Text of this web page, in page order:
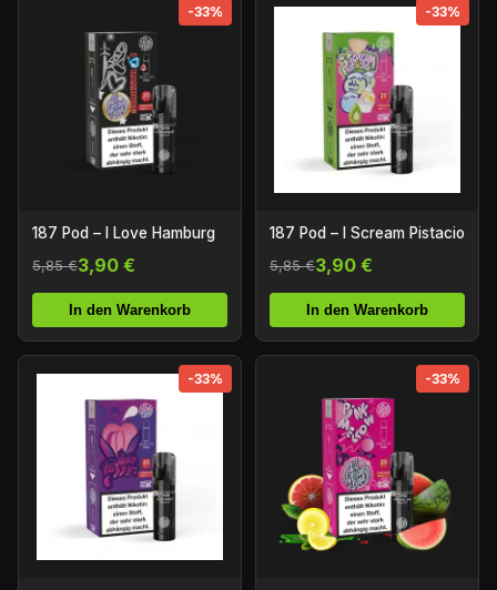
-33%
187 Pod – I Love Hamburg
5,85 €3,90 €
In den Warenkorb
-33%
187 Pod – I Scream Pistacio
5,85 €3,90 €
In den Warenkorb
-33% -33%